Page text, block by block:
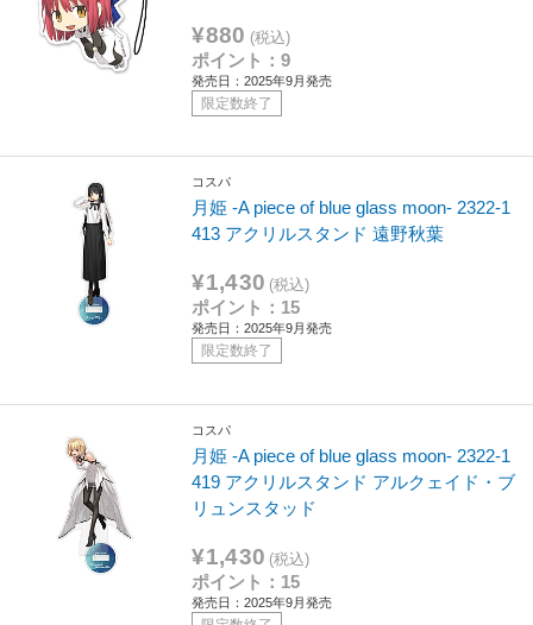
¥880 (税込)
ポイント：9
発売日：2025年9月発売
限定数終了
コスパ
月姫 -A piece of blue glass moon- 2322-1
413 アクリルスタンド 遠野秋葉
¥1,430 (税込)
ポイント：15
発売日：2025年9月発売
限定数終了
コスパ
月姫 -A piece of blue glass moon- 2322-1
419 アクリルスタンド アルクェイド・ブ
リュンスタッド
¥1,430 (税込)
ポイント：15
発売日：2025年9月発売